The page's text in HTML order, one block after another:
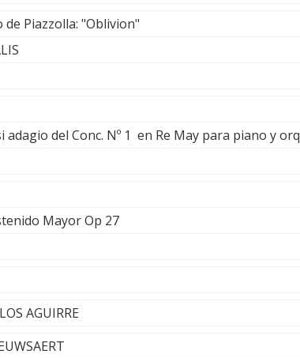
de Piazzolla: "Oblivion"
del Conc. Nº 1 en Re May para piano y orq
Mayor Op 27
AGUIRRE